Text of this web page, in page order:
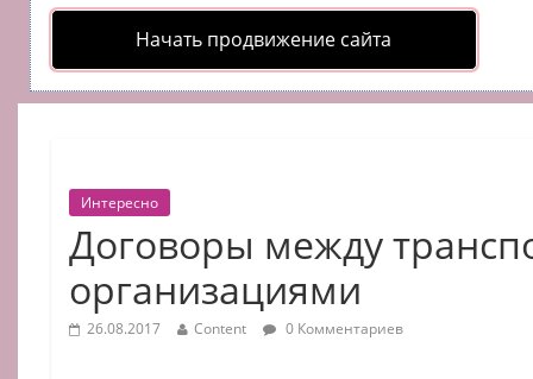
Начать продвижение сайта
Интересно
Договоры между
организациями
26.08.2017 Content 0 Комментариев